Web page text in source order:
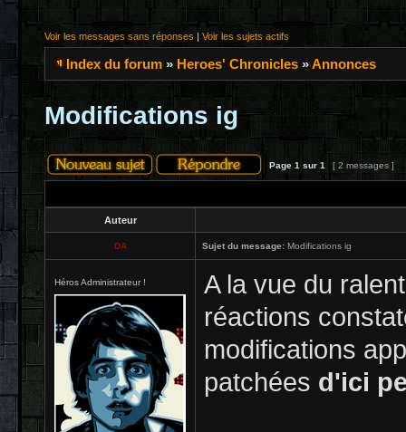
Voir les messages sans réponses | Voir les sujets actifs
Index du forum » Heroes' Chronicles »Annonces
Modifications ig
Page 1 sur 1 [ 2 messages ]
Auteur
DA Sujet du message: Modifications ig
Héros Administrateur !
A la vue du
réactions
modifications
patchées d'ici